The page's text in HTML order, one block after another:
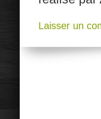
Laisser un